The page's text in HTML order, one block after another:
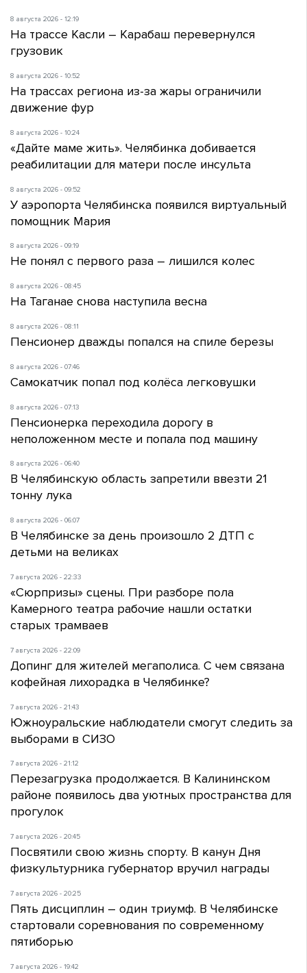
8 августа 2026 - 12:19
На трассе Касли – Карабаш перевернулся
грузовик
8 августа 2026 - 10:52
На трассах региона из-за жары ограничили
движение фур
8 августа 2026 - 10:24
«Дайте маме жить». Челябинка добивается
реабилитации для матери после инсульта
8 августа 2026 - 09:52
У аэропорта Челябинска появился виртуальный
помощник Мария
8 августа 2026 - 09:19
Не понял с первого раза – лишился колес
8 августа 2026 - 08:45
На Таганае снова наступила весна
8 августа 2026 - 08:11
Пенсионер дважды попался на спиле березы
8 августа 2026 - 07:46
Самокатчик попал под колёса легковушки
8 августа 2026 - 07:13
Пенсионерка переходила дорогу в
неположенном месте и попала под машину
8 августа 2026 - 06:40
В Челябинскую область запретили ввезти 21
тонну лука
8 августа 2026 - 06:07
В Челябинске за день произошло 2 ДТП с
детьми на великах
7 августа 2026 - 22:33
«Сюрпризы» сцены. При разборе пола
Камерного театра рабочие нашли остатки
старых трамваев
7 августа 2026 - 22:09
Допинг для жителей мегаполиса. С чем связана
кофейная лихорадка в Челябинке?
7 августа 2026 - 21:43
Южноуральские наблюдатели смогут следить за
выборами в СИЗО
7 августа 2026 - 21:12
Перезагрузка продолжается. В Калининском
районе появилось два уютных пространства для
прогулок
7 августа 2026 - 20:45
Посвятили свою жизнь спорту. В канун Дня
физкультурника губернатор вручил награды
7 августа 2026 - 20:25
Пять дисциплин – один триумф. В Челябинске
стартовали соревнования по современному
пятиборью
7 августа 2026 - 19:42